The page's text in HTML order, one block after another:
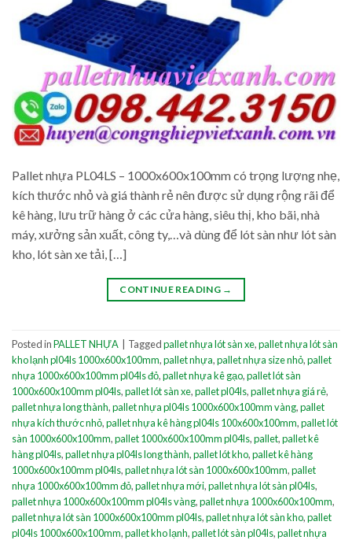
Pallet nhựa PL04LS – 1000x600x100mm có trọng lượng nhẹ,
kích thước nhỏ và giá thành rẻ nên được sử dụng rộng rãi để
kê hàng, lưu trữ hàng ở các cửa hàng, siêu thị, kho bãi, nhà
máy, xưởng sản xuất, công ty,…và dùng để lót sàn như lót sàn
kho, lót sàn xe tải, […]
CONTINUE READING →
Posted inPALLET NHỰA Taggedpallet nhựa lót sàn xe,pallet nhựa lót sàn
kho lạnh pl04ls 1000x600x100mm,pallet nhựa,pallet nhựa size nhỏ,pallet
nhựa 1000x600x100mm pl04ls đỏ,pallet nhựa kê gạo,pallet lót sàn
1000x600x100mm pl04ls,pallet lót sàn xe,pallet pl04ls,pallet nhựa giá rẻ,
pallet nhựa long thành,pallet nhựa pl04ls 1000x600x100mm vàng,pallet
nhựa kích thước nhỏ,pallet nhựa kê hàng pl04ls 100x600x100mm,pallet lót
sàn 1000x600x100mm,pallet 1000x600x100mm pl04ls,pallet,pallet kê
hàng pl04ls,pallet nhựa pl04ls long thành,pallet lót kho,pallet kê hàng
1000x600x100mm pl04ls,pallet nhựa lót sàn 1000x600x100mm,pallet
nhựa 1000x600x100mm đỏ,pallet nhựa mới,pallet nhựa lót sàn pl04ls,
pallet nhựa 1000x600x100mm pl04ls vàng,pallet nhựa 1000x600x100mm,
pallet nhựa lót sàn 1000x600x100mm pl04ls,pallet nhựa lót sàn kho,pallet
pl04ls 1000x600x100mm,pallet kho lạnh,pallet lót sàn pl04ls,pallet nhựa